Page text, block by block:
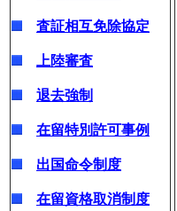
査証相互免除協定
上陸審査
退去強制
在留特別許可事例
出国命令制度
在留資格取消制度